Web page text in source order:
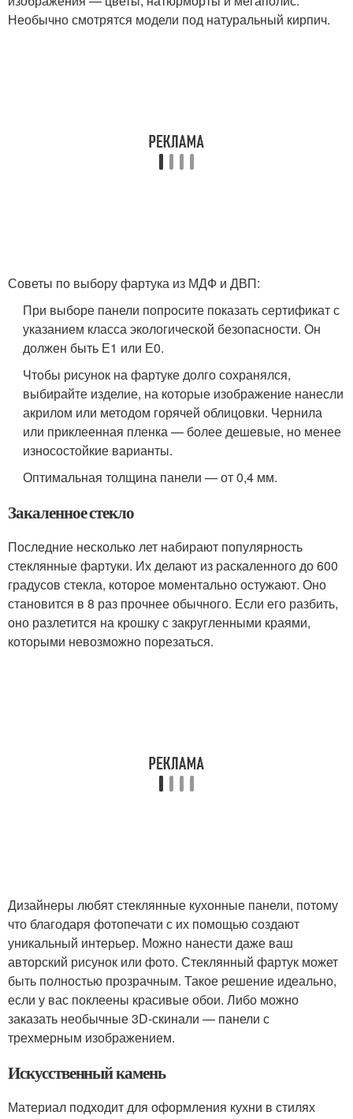
Необычно смотрятся модели под натуральный кирпич.
Советы по выбору фартука из МДФ и ДВП:
При выборе панели попросите показать сертификат с
указанием класса экологической безопасности. Он
должен быть Е1 или Е0.
Чтобы рисунок на фартуке долго сохранялся,
выбирайте изделие, на которые изображение нанесли
акрилом или методом горячей облицовки. Чернила
или приклеенная пленка — более дешевые, но менее
износостойкие варианты.
Оптимальная толщина панели — от 0,4 мм.
Закаленное стекло
Последние несколько лет набирают популярность
стеклянные фартуки. Их делают из раскаленного до 600
градусов стекла, которое моментально остужают. Оно
становится в 8 раз прочнее обычного. Если его разбить,
оно разлетится на крошку с закругленными краями,
которыми невозможно порезаться.
Дизайнеры любят стеклянные кухонные панели, потому
что благодаря фотопечати с их помощью создают
уникальный интерьер. Можно нанести даже ваш
авторский рисунок или фото. Стеклянный фартук может
быть полностью прозрачным. Такое решение идеально,
если у вас поклеены красивые обои. Либо можно
заказать необычные 3D-скинали — панели с
трехмерным изображением.
Искусственный камень
Материал подходит для оформления кухни в стилях